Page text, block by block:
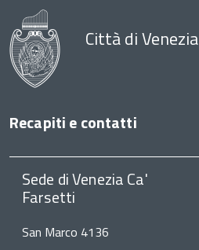
Città di Venezia
Recapiti e contatti
Sede di Venezia Ca'
Farsetti
San Marco 4136